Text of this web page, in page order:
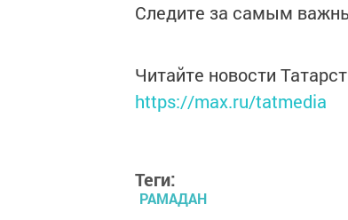
Следите за самым
Читайте новости
https://max.ru/tatmedia
Теги:
РАМАДАН